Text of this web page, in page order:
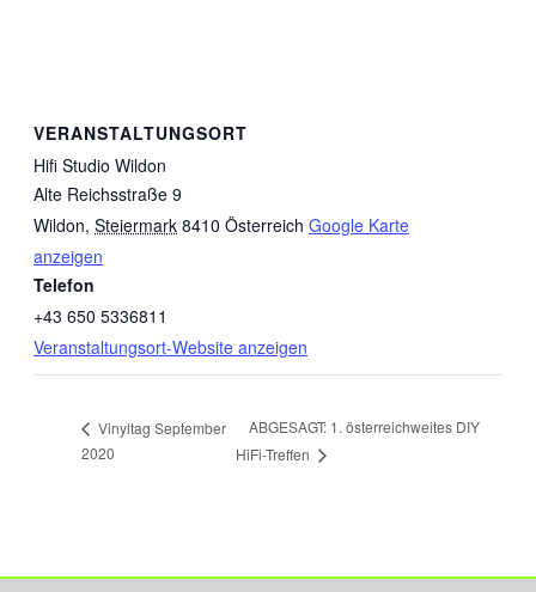
VERANSTALTUNGSORT
Hifi Studio Wildon
Alte Reichsstraße 9
Wildon, Steiermark 8410 Österreich Google Karte
anzeigen
Telefon
+43 650 5336811
Veranstaltungsort-Website anzeigen
Vinyltag September
2020
ABGESAGT: 1. österreichweites DIY
HiFi-Treffen